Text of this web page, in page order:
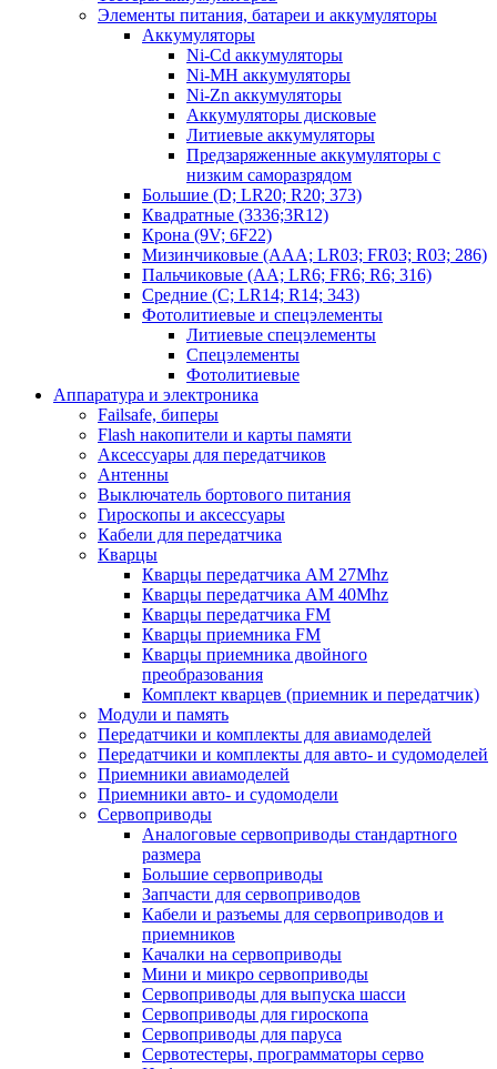
Элементы питания, батареи и аккумуляторы
Аккумуляторы
Ni-Cd аккумуляторы
Ni-MH аккумуляторы
Ni-Zn аккумуляторы
Аккумуляторы дисковые
Литиевые аккумуляторы
Предзаряженные аккумуляторы с
низким саморазрядом
Большие (D; LR20; R20; 373)
Квадратные (3336;3R12)
Крона (9V; 6F22)
Мизинчиковые (AAA; LR03; FR03; R03; 286)
Пальчиковые (AA; LR6; FR6; R6; 316)
Средние (C; LR14; R14; 343)
Фотолитиевые и спецэлементы
Литиевые спецэлементы
Спецэлементы
Фотолитиевые
Аппаратура и электроника
Failsafe, биперы
Flash накопители и карты памяти
Аксессуары для передатчиков
Антенны
Выключатель бортового питания
Гироскопы и аксессуары
Кабели для передатчика
Кварцы
Кварцы передатчика AM 27Mhz
Кварцы передатчика AM 40Mhz
Кварцы передатчика FM
Кварцы приемника FM
Кварцы приемника двойного
преобразования
Комплект кварцев (приемник и передатчик)
Модули и память
Передатчики и комплекты для авиамоделей
Передатчики и комплекты для авто- и судомоделей
Приемники авиамоделей
Приемники авто- и судомодели
Сервоприводы
Аналоговые сервоприводы стандартного
размера
Большие сервоприводы
Запчасти для сервоприводов
Кабели и разъемы для сервоприводов и
приемников
Качалки на сервоприводы
Мини и микро сервоприводы
Сервоприводы для выпуска шасси
Сервоприводы для гироскопа
Сервоприводы для паруса
Сервотестеры, программаторы серво